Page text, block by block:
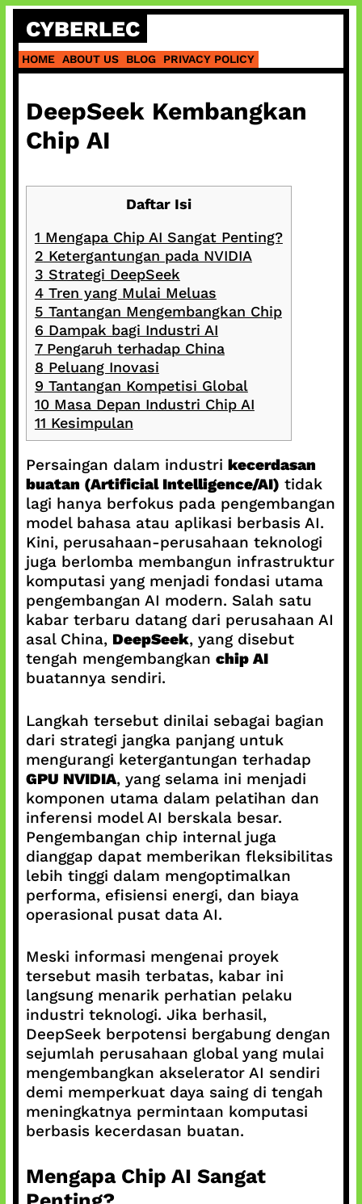
Skip
content
CYBERLEC
HOME ABOUT US BLOG PRIVACY POLICY
DeepSeek Kembangkan
Chip AI
Daftar Isi
1 Mengapa Chip AI Sangat Penting?
2 Ketergantungan pada NVIDIA
3 Strategi DeepSeek
4Tren yang Mulai Meluas
5 Tantangan Mengembangkan Chip
6 Dampak bagi Industri AI
7Pengaruh terhadap China
8 Peluang Inovasi
9 Tantangan Kompetisi Global
10Masa Depan Industri Chip AI
11 Kesimpulan
Persaingan dalam industri kecerdasan
buatan (Artificial Intelligence/AI) tidak
lagi hanya berfokus pada pengembangan
model bahasa atau aplikasi berbasis AI.
Kini, perusahaan-perusahaan teknologi
juga berlomba membangun infrastruktur
komputasi yang menjadi fondasi utama
pengembangan AI modern. Salah satu
kabar terbaru datang dari perusahaan AI
asal China, DeepSeek, yang disebut
tengah mengembangkan chip AI
buatannya sendiri.
Langkah tersebut dinilai sebagai bagian
dari strategi jangka panjang untuk
mengurangi ketergantungan terhadap
GPU NVIDIA, yang selama ini menjadi
komponen utama dalam pelatihan dan
inferensi model AI berskala besar.
Pengembangan chip internal juga
dianggap dapat memberikan fleksibilitas
lebih tinggi dalam mengoptimalkan
performa, efisiensi energi, dan biaya
operasional pusat data AI.
Meski informasi mengenai proyek
tersebut masih terbatas, kabar ini
langsung menarik perhatian pelaku
industri teknologi. Jika berhasil,
DeepSeek berpotensi bergabung dengan
sejumlah perusahaan global yang mulai
mengembangkan akselerator AI sendiri
demi memperkuat daya saing di tengah
meningkatnya permintaan komputasi
berbasis kecerdasan buatan.
Mengapa Chip AI Sangat